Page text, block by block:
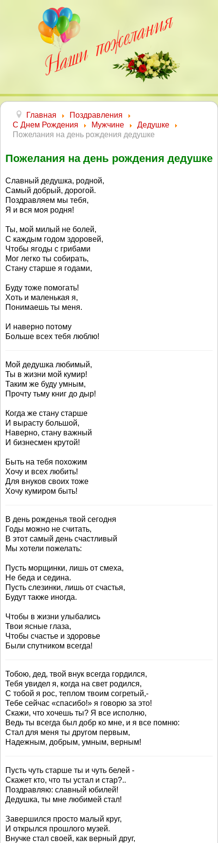
Главная
Поздравления
С Днем Рождения
Мужчине
Дедушке
Пожелания на день рождения дедушке
Пожелания на день рождения дедушке
Славный дедушка, родной,
Самый добрый, дорогой.
Поздравляем мы тебя,
Я и вся моя родня!
Ты, мой милый не болей,
С каждым годом здоровей,
Чтобы ягоды с грибами
Мог легко ты собирать,
Стану старше я годами,
Буду тоже помогать!
Хоть и маленькая я,
Понимаешь ты меня.
И наверно потому
Больше всех тебя люблю!
Мой дедушка любимый,
Ты в жизни мой кумир!
Таким же буду умным,
Прочту тьму книг до дыр!
Когда же стану старше
И вырасту большой,
Наверно, стану важный
И бизнесмен крутой!
Быть на тебя похожим
Хочу и всех любить!
Для внуков своих тоже
Хочу кумиром быть!
В день рожденья твой сегодня
Годы можно не считать,
В этот самый день счастливый
Мы хотели пожелать:
Пусть морщинки, лишь от смеха,
Не беда и седина.
Пусть слезинки, лишь от счастья,
Будут также иногда.
Чтобы в жизни улыбались
Твои ясные глаза,
Чтобы счастье и здоровье
Были спутником всегда!
Тобою, дед, твой внук всегда гордился,
Тебя увидел я, когда на свет родился,
С тобой я рос, теплом твоим согретый,-
Тебе сейчас «спасибо!» я говорю за это!
Скажи, что хочешь ты? Я все исполню,
Ведь ты всегда был добр ко мне, и я все помню:
Стал для меня ты другом первым,
Надежным, добрым, умным, верным!
Пусть чуть старше ты и чуть белей -
Скажет кто, что ты устал и стар?..
Поздравляю: славный юбилей!
Дедушка, ты мне любимей стал!
Завершился просто малый круг,
И открылся прошлого музей.
Внучке стал своей, как верный друг,